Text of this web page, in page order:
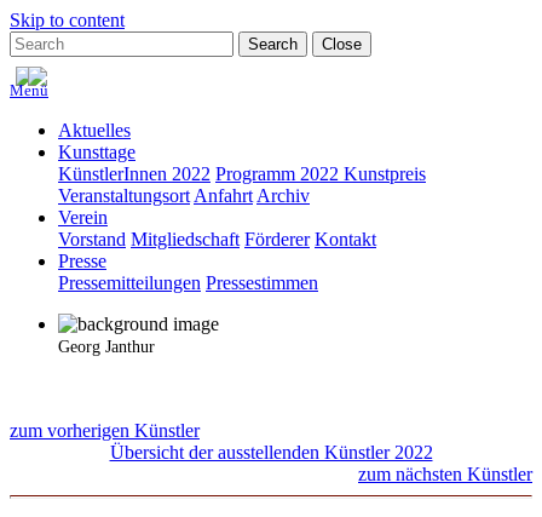
Skip to content
Search Close
Menü
Aktuelles
Kunsttage
KünstlerInnen 2022 Programm 2022 Kunstpreis
Veranstaltungsort Anfahrt Archiv
Verein
Vorstand Mitgliedschaft Förderer Kontakt
Presse
Pressemitteilungen Pressestimmen
Georg Janthur
zum vorherigen Künstler
Übersicht der ausstellenden Künstler 2022
zum nächsten Künstler